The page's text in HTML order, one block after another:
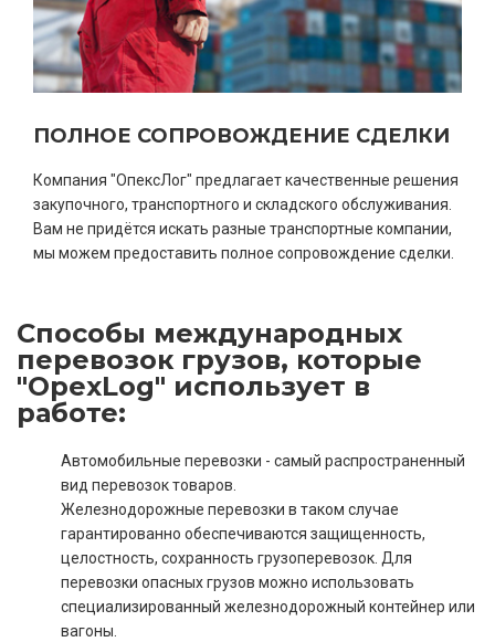
ПОЛНОЕ СОПРОВОЖДЕНИЕ СДЕЛКИ
Компания "ОпексЛог" предлагает качественные решения
закупочного, транспортного и складского обслуживания.
Вам не придётся искать разные транспортные компании,
мы можем предоставить полное сопровождение сделки.
Способы международных
перевозок грузов, которые
"OpexLog" использует в
работе:
Автомобильные перевозки - самый распространенный
вид перевозок товаров.
Железнодорожные перевозки в таком случае
гарантированно обеспечиваются защищенность,
целостность, сохранность грузоперевозок. Для
перевозки опасных грузов можно использовать
специализированный железнодорожный контейнер или
вагоны.